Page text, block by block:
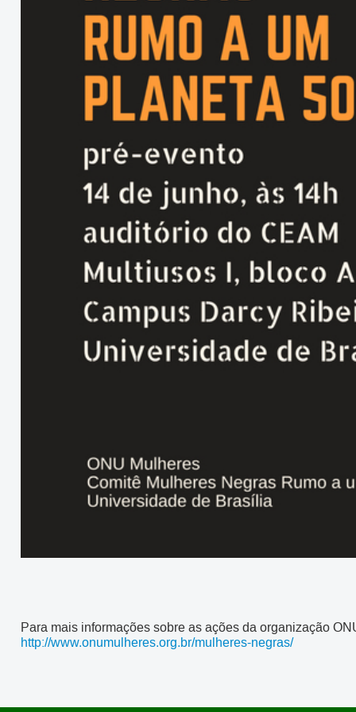
Para mais informações sobre as ações da organização
http://www.onumulheres.org.br/mulheres-negras/